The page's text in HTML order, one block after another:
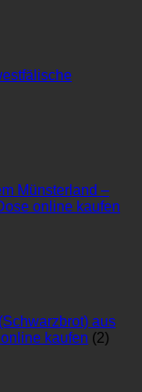
Münsterland –
online kaufen
aus
kaufen (2)